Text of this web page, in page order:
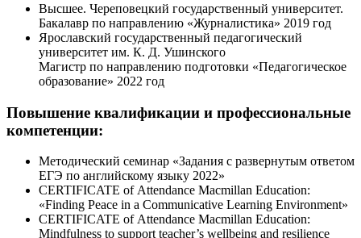
Высшее. Череповецкий государственный университет.
Бакалавр по направлению «Журналистика» 2019 год
Ярославский государственный педагогический
университет им. К. Д. Ушинского
Магистр по направлению подготовки «Педагогическое
образование» 2022 год
Повышение квалификации и профессиональные
компетенции:
Методический семинар «Задания с развернутым ответом
ЕГЭ по английскому языку 2022»
CERTIFICATE of Attendance Macmillan Education:
«Finding Peace in a Communicative Learning Environment»
CERTIFICATE of Attendance Macmillan Education:
Mindfulness to support teacher’s wellbeing and resilience